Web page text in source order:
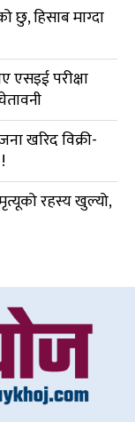
छु, हिसाब माग्दा
एसइई परीक्षा
खरिद विक्री-
रहस्य खुल्यो,